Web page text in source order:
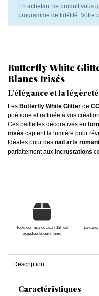
En achetant ce produit vous
programme de fidélité. Votre
Butterfly White
Blancs Irisés
L’élégance et la
Les Butterfly White Glitter de
poétique et raffinée à vos
Ces paillettes décoratives en
irisés captent la lumière pour
Idéales pour des nail arts
parfaitement aux incrustations
Toute commande avant 12h est
expédiée le jour même
Description
Caractéristiques